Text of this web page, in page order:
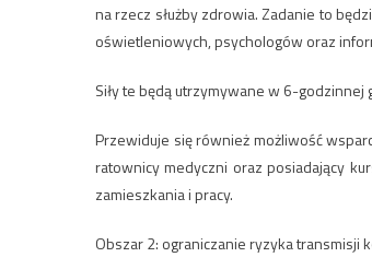
na rzecz służby zdrowia. Zadanie to
oświetleniowych, psychologów oraz
Siły te będą utrzymywane w 6-godzinnej
Przewiduje się również możliwość
ratownicy medyczni oraz posiadający
zamieszkania i pracy.
Obszar 2: ograniczanie ryzyka transmisji